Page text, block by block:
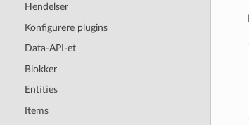
Hendelser
Konfigurere plugins
Data-API-et
Blokker
Entities
Items